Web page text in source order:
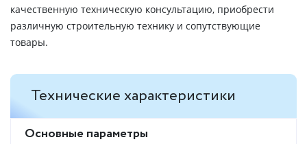
качественную техническую консультацию, приобрести
различную строительную технику и сопутствующие
товары.
Технические характеристики
Основные параметры